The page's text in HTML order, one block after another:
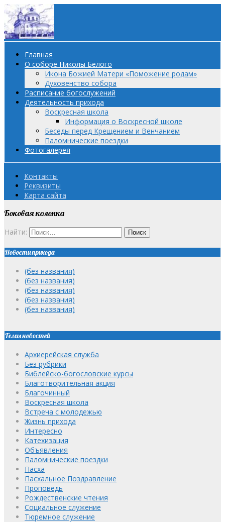
Главная
О соборе Николы Белого
Икона Божией Матери «Поможение родам»
Духовенство собора
Расписание богослужений
Деятельность прихода
Воскресная школа
Информация о Воскресной школе
Беседы перед Крещением и Венчанием
Паломнические поездки
Фотогалерея
Контакты
Реквизиты
Карта сайта
Боковая колонка
Найти:
Новости прихода
(без названия)
(без названия)
(без названия)
(без названия)
(без названия)
Темы новостей
Архиерейская служба
Без рубрики
Библейско-богословские курсы
Благотворительная акция
Благочинный
Воскресная школа
Встреча с молодежью
Жизнь прихода
Интересно
Катехизация
Объявления
Паломнические поездки
Пасха
Пасхальное Поздравление
Проповедь
Рождественские чтения
Социальное служение
Тюремное служение